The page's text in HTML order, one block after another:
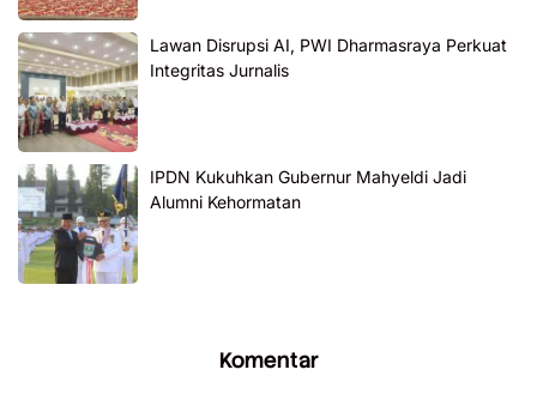
Lawan Disrupsi AI, PWI Dharmasraya Perkuat
Integritas Jurnalis
IPDN Kukuhkan Gubernur Mahyeldi Jadi
Alumni Kehormatan
Komentar